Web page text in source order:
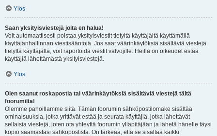
Ylös
Saan yksityisviestejä joita en halua!
Voit automaattisesti poistaa yksityisviestit tietyltä käyttäjältä käyttämällä
käyttäjänhallinnan viestisääntöjä. Jos saat väärinkäytöksiä sisältäviä viestejä
tietyltä käyttäjältä, voit raportoida viestit valvojille. Heillä on oikeudet estää
käyttäjiä lähettämästä yksityisviestejä.
Ylös
Olen saanut roskapostia tai väärinkäytöksiä sisältäviä viestejä tältä
foorumilta!
Olemme pahoillamme siitä. Tämän foorumin sähköpostilomake sisältää
ominaisuuksia, jotka yrittävät estää ja seurata käyttäjiä, jotka lähettävät
sellaisia viestejä, joten ota yhteyttä foorumin ylläpitäjään ja lähetä hänelle täysi
kopio saamastasi sähköpostista. On tärkeää, että se sisältää kaikki